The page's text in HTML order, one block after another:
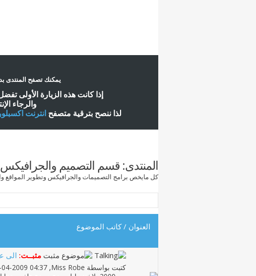
يمكنك تصفح المنتدى
إذا كانت هذه الزيارة الأولى
والرجاء
لذا ننصح بترقية متصفح انترنت
المنتدى: قسم التصميم والجرافيكس
كل مايخص برامج التصميمات والجرافيكس وتطوير المواقع
العنوان /كاتب الموضوع
مثبــت: الى
كتبت بواسطة Miss Robe
‏, 27-04-2009 04:37 PM